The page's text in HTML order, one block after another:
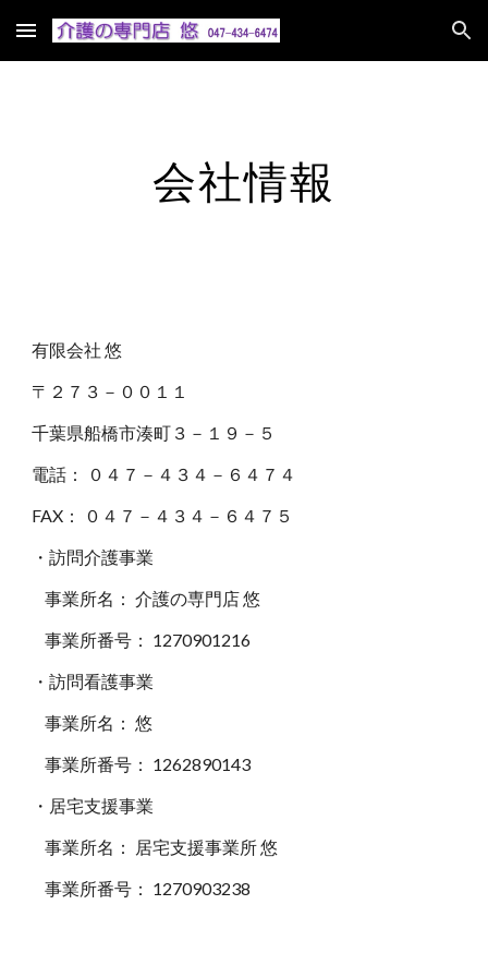
Skip to main content Skip to navigation
会社情報
有限会社 悠
〒２７３－００１１
千葉県船橋市湊町３－１９－５
電話： ０４７－４３４－６４７４
FAX： ０４７－４３４－６４７５
・訪問介護事業
事業所名： 介護の専門店 悠
事業所番号： 1270901216
・訪問看護事業
事業所名： 悠
事業所番号： 1262890143
・居宅支援事業
事業所名： 居宅支援事業所 悠
事業所番号： 1270903238